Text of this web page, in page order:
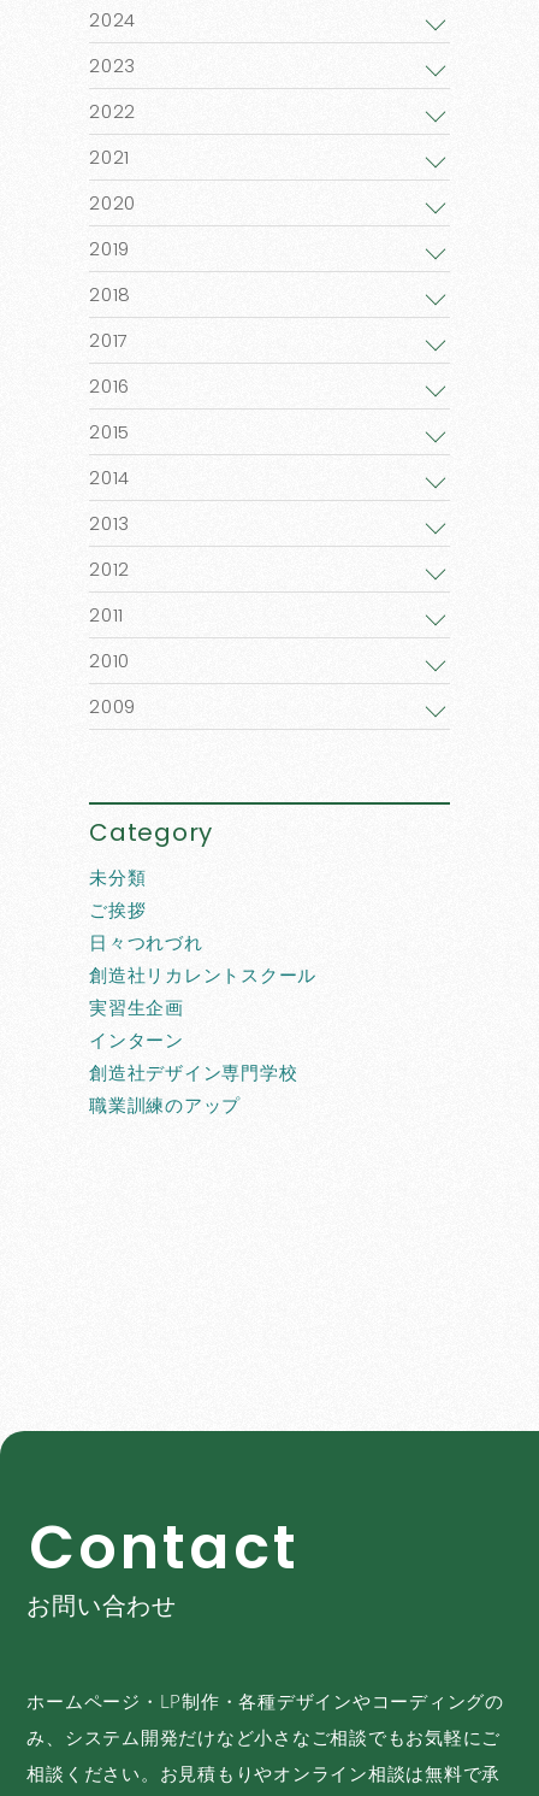
2024
2023
2022
2021
2020
2019
2018
2017
2016
2015
2014
2013
2012
2011
2010
2009
Category
未分類
ご挨拶
日々つれづれ
創造社リカレントスクール
実習生企画
インターン
創造社デザイン専門学校
職業訓練のアップ
Contact
お問い合わせ
ホームページ・LP制作・各種デザインやコーディングの
み、システム開発だけなど小さなご相談でもお気軽にご
相談ください。お見積もりやオンライン相談は無料で承